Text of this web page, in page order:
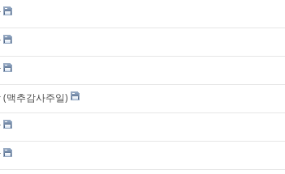
맥추감사주일)